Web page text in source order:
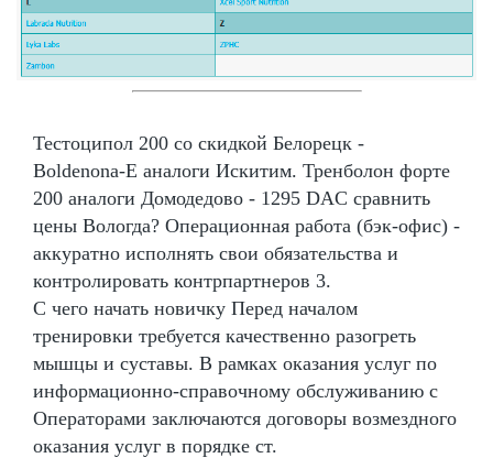
Тестоципол 200 со скидкой Белорецк -
Boldenona-E аналоги Искитим. Тренболон форте
200 аналоги Домодедово - 1295 DAC сравнить
цены Вологда? Операционная работа (бэк-офис) -
аккуратно исполнять свои обязательства и
контролировать контрпартнеров 3.
С чего начать новичку Перед началом
тренировки требуется качественно разогреть
мышцы и суставы. В рамках оказания услуг по
информационно-справочному обслуживанию с
Операторами заключаются договоры возмездного
оказания услуг в порядке ст.